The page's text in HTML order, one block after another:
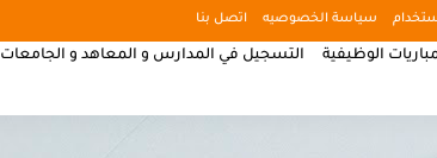
سياسة الخصوصيه اتصل بنا
الوظيفية التسجيل في المدارس و المعاهد و الجامعات